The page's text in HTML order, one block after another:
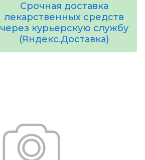
Срочная доставка
лекарственных средств
через курьерскую службу
(Яндекс.Доставка)